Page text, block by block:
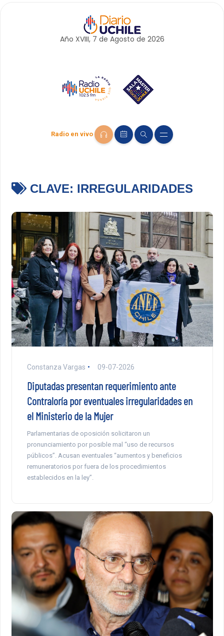
Año XVIII, 7 de Agosto de 2026
Radio en vivo
CLAVE: IRREGULARIDADES
Constanza Vargas 09-07-2026
Diputadas presentan requerimiento ante
Contraloría por eventuales irregularidades en
el Ministerio de la Mujer
Parlamentarias de oposición solicitaron un
pronunciamiento por posible mal “uso de recursos
públicos”. Acusan eventuales “aumentos y beneficios
remuneratorios por fuera de los procedimientos
establecidos en la ley”.